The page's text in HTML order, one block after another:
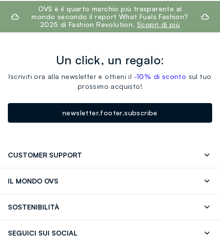
footer.ariatitleOVS è il quarto marchio più trasparente al
mondo secondo il report What Fuels Fashion?
2025 di Fashion Revolution. Scopri di più
Un click, un regalo:
Iscriviti ora alla newsletter e ottieni il -10% di sconto sul tuo
prossimo acquisto!
newsletter.footer.subscribe
CUSTOMER SUPPORT
IL MONDO OVS
Giftcard
SOSTENIBILITÀ
SEGUICI SUI SOCIAL